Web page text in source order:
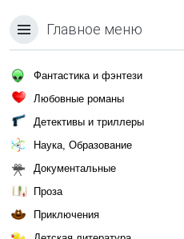
Главное меню
Фантастика и фэнтези
Любовные романы
Детективы и триллеры
Наука, Образование
Документальные
Проза
Приключения